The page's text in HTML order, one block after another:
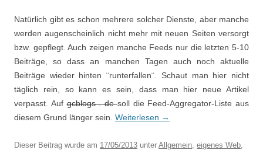
Natürlich gibt es schon mehrere solcher Dienste, aber manche
werden augenscheinlich nicht mehr mit neuen Seiten versorgt
bzw. gepflegt. Auch zeigen manche Feeds nur die letzten 5-10
Beiträge, so dass an manchen Tagen auch noch aktuelle
Beiträge wieder hinten ¨runterfallen¨. Schaut man hier nicht
täglich rein, so kann es sein, dass man hier neue Artikel
verpasst. Aufgcblogs . desoll die Feed-Aggregator-Liste aus
diesem Grund länger sein. Weiterlesen →
Dieser Beitrag wurde am 17/05/2013 unter Allgemein, eigenes Web,